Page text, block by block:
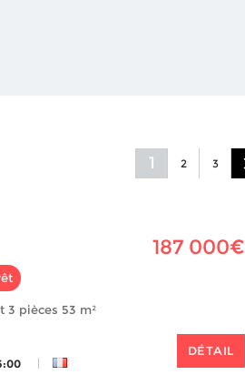
1 2 3
187 000€
3 pièces 53 m²
|
DÉTAIL